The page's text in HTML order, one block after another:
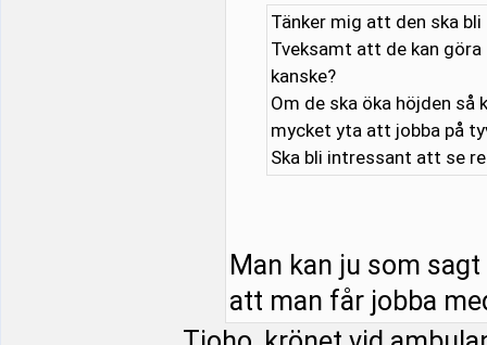
Tänker mig att den ska
Tveksamt att de kan
kanske?
Om de ska öka höjden så
mycket yta att jobba på
Ska bli intressant att se
Man kan ju som
att man får jobba